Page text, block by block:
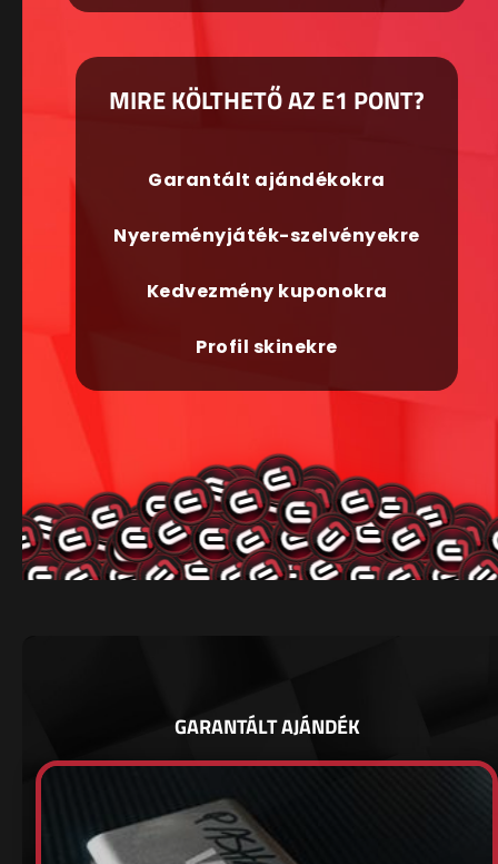
MIRE KÖLTHETŐ AZ E1 PONT?
Garantált ajándékokra
Nyereményjáték-szelvényekre
Kedvezmény kuponokra
Profil skinekre
GARANTÁLT AJÁNDÉK